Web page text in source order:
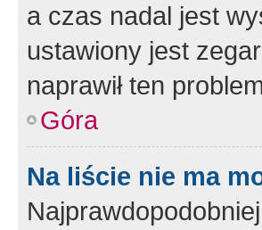
a czas nadal jest
ustawiony jest
naprawił ten
Góra
Na liście nie ma